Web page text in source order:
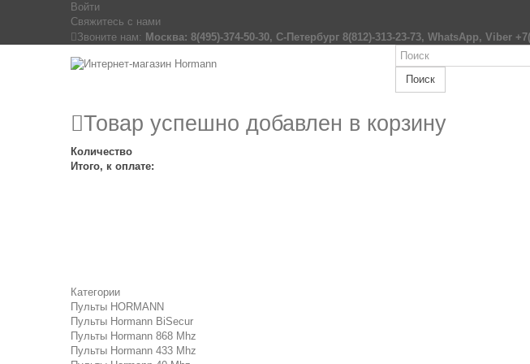
Войти
Свяжитесь с нами
Звоните нам: Москва: 8(495)-374-50-30, С-Петербург 8(812)-313-23-73, WhatsApp, Viber
Поиск
Товар успешно добавлен в корзину
Количество
Итого, к оплате:
Категории
Пульты HORMANN
Пульты Hormann BiSecur
Пульты Hormann 868 Mhz
Пульты Hormann 433 Mhz